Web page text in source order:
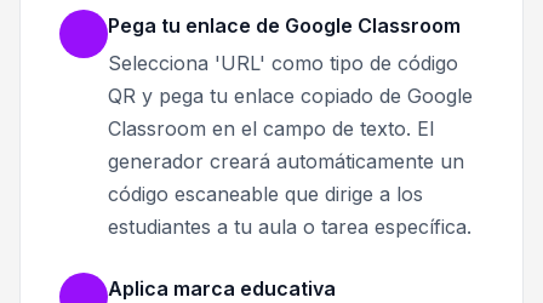
Pega tu enlace de Google Classroom
Selecciona 'URL' como tipo de código
QR y pega tu enlace copiado de Google
Classroom en el campo de texto. El
generador creará automáticamente un
código escaneable que dirige a los
estudiantes a tu aula o tarea específica.
Aplica marca educativa